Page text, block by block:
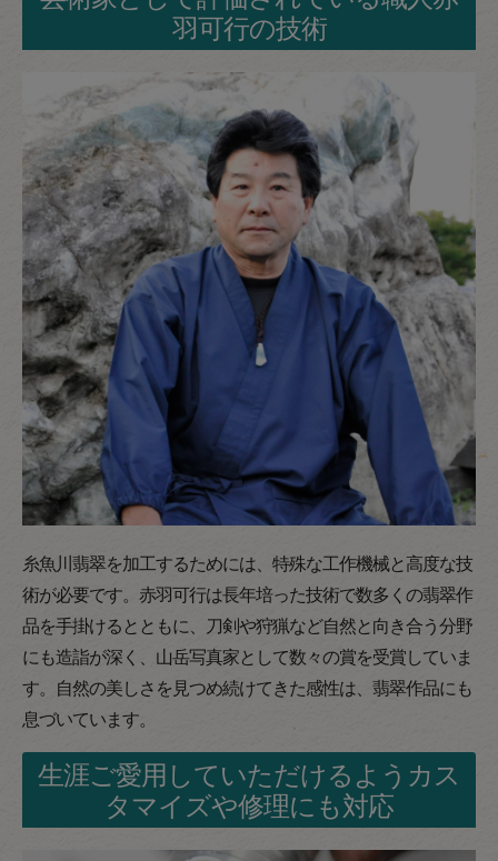
羽可行の技術
糸魚川翡翠を加工するためには、特殊な工作機械と高度な技
術が必要です。赤羽可行は長年培った技術で数多くの翡翠作
品を手掛けるとともに、刀剣や狩猟など自然と向き合う分野
にも造詣が深く、山岳写真家として数々の賞を受賞していま
す。自然の美しさを見つめ続けてきた感性は、翡翠作品にも
息づいています。
生涯ご愛用していただけるようカス
タマイズや修理にも対応